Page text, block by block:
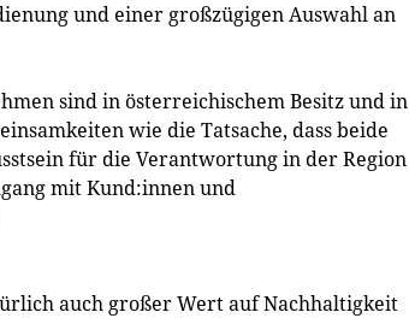
und einer großzügigen Auswahl an
sind in österreichischem Besitz und in
wie die Tatsache, dass beide
für die Verantwortung in der Region
mit Kund:innen und
auch großer Wert auf Nachhaltigkeit